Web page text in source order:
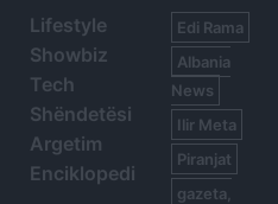
Lifestyle
Showbiz
Tech
Shëndetësi
Argetim
Enciklopedi
Edi Rama
Albania
News
Ilir Meta
Piranjat
gazeta,